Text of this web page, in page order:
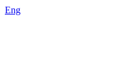
Eng